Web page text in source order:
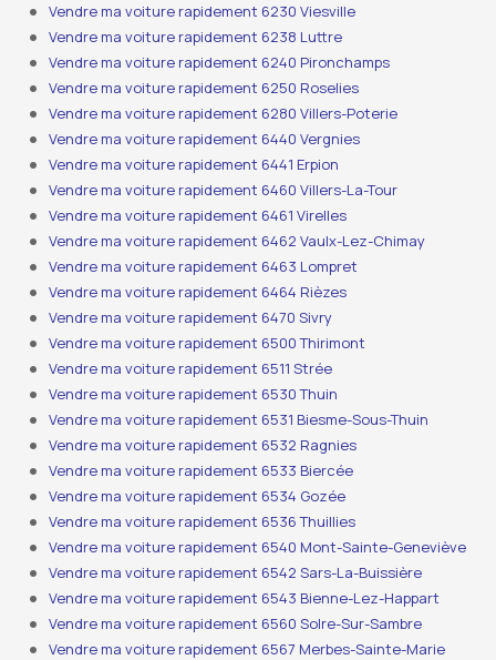
Vendre ma voiture rapidement 6230 Viesville
Vendre ma voiture rapidement 6238 Luttre
Vendre ma voiture rapidement 6240 Pironchamps
Vendre ma voiture rapidement 6250 Roselies
Vendre ma voiture rapidement 6280 Villers-Poterie
Vendre ma voiture rapidement 6440 Vergnies
Vendre ma voiture rapidement 6441 Erpion
Vendre ma voiture rapidement 6460 Villers-La-Tour
Vendre ma voiture rapidement 6461 Virelles
Vendre ma voiture rapidement 6462 Vaulx-Lez-Chimay
Vendre ma voiture rapidement 6463 Lompret
Vendre ma voiture rapidement 6464 Rièzes
Vendre ma voiture rapidement 6470 Sivry
Vendre ma voiture rapidement 6500 Thirimont
Vendre ma voiture rapidement 6511 Strée
Vendre ma voiture rapidement 6530 Thuin
Vendre ma voiture rapidement 6531 Biesme-Sous-Thuin
Vendre ma voiture rapidement 6532 Ragnies
Vendre ma voiture rapidement 6533 Biercée
Vendre ma voiture rapidement 6534 Gozée
Vendre ma voiture rapidement 6536 Thuillies
Vendre ma voiture rapidement 6540 Mont-Sainte-Geneviève
Vendre ma voiture rapidement 6542 Sars-La-Buissière
Vendre ma voiture rapidement 6543 Bienne-Lez-Happart
Vendre ma voiture rapidement 6560 Solre-Sur-Sambre
Vendre ma voiture rapidement 6567 Merbes-Sainte-Marie